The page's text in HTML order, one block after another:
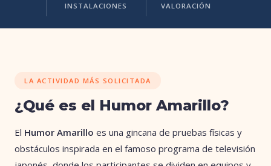
INSTALACIONES VALORACIÓN
LA ACTIVIDAD MÁS SOLICITADA
¿Qué es el Humor Amarillo?
El Humor Amarillo es una gincana de pruebas físicas y
obstáculos inspirada en el famoso programa de televisión